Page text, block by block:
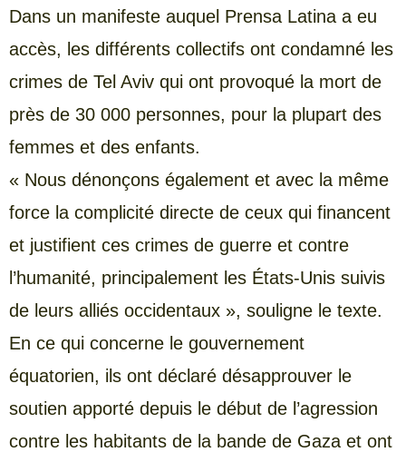
Dans un manifeste auquel Prensa Latina a eu
accès, les différents collectifs ont condamné les
crimes de Tel Aviv qui ont provoqué la mort de
près de 30 000 personnes, pour la plupart des
femmes et des enfants.
« Nous dénonçons également et avec la même
force la complicité directe de ceux qui financent
et justifient ces crimes de guerre et contre
l’humanité, principalement les États-Unis suivis
de leurs alliés occidentaux », souligne le texte.
En ce qui concerne le gouvernement
équatorien, ils ont déclaré désapprouver le
soutien apporté depuis le début de l’agression
contre les habitants de la bande de Gaza et ont